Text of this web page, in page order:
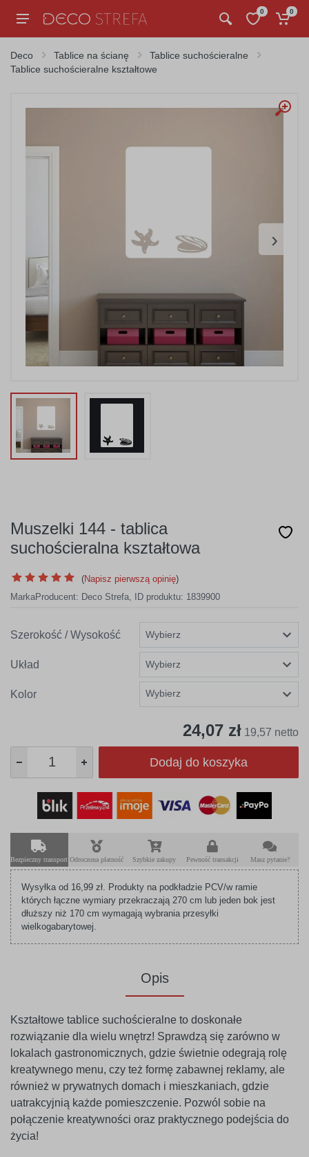
0 0
Deco Tablice na ścianę
Tablice suchościeralne
Tablice suchościeralne kształtowe
›
Muszelki 144 - tablica
suchościeralna kształtowa
(Napisz pierwszą opinię)
MarkaProducent: Deco Strefa, ID produktu: 1839900
Szerokość / Wysokość
Układ
Kolor Wybierz
24,07 zł 19,57 netto
Dodaj do koszyka
Bezpieczny transport Odroczona płatność Szybkie zakupy Pewność transakcji Masz pytanie?
Wysyłka od 16,99 zł. Produkty na podkładzie PCV/w ramie
których łączne wymiary przekraczają 270 cm lub jeden bok jest
dłuższy niż 170 cm wymagają wybrania przesyłki
wielkogabarytowej.
Opis
Kształtowe tablice suchościeralne to doskonałe
rozwiązanie dla wielu wnętrz! Sprawdzą się zarówno w
lokalach gastronomicznych, gdzie świetnie odegrają rolę
kreatywnego menu, czy też formę zabawnej reklamy, ale
również w prywatnych domach i mieszkaniach, gdzie
uatrakcyjnią każde pomieszczenie. Pozwól sobie na
połączenie kreatywności oraz praktycznego podejścia do
życia!